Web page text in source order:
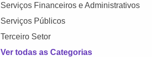
Serviços Financeiros e Administrativos
Serviços Públicos
Terceiro Setor
Ver todas as Categorias